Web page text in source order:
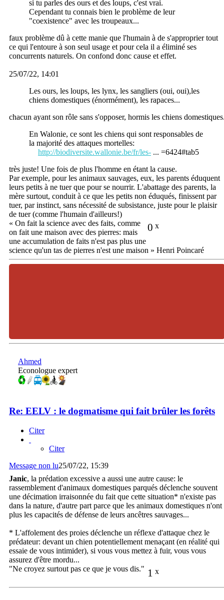
si tu parles des ours et des loups, c'est vrai.
Cependant tu connais bien le problème de leur
"coexistence" avec les troupeaux...
faux problème dû à cette manie que l'humain à de s'approprier tout
ce qui l'entoure à son seul usage et pour cela il a éliminé ses
concurrents naturels. On confond donc cause et effet.
25/07/22, 14:01
Les ours, les loups, les lynx, les sangliers (oui, oui),les
chiens domestiques (énormément), les rapaces...
chacun ayant son rôle sans s'opposer, hormis les chiens
En Walonie, ce sont les chiens qui sont responsables de
la majorité des attaques mortelles:
http://biodiversite.wallonie.be/fr/les- ... =6424#tab5
très juste! Une fois de plus l'homme en étant la cause.
Par exemple, pour les animaux sauvages, eux, les parents éduquent
leurs petits à ne tuer que pour se nourrir. L'abattage des parents, la
mère surtout, conduit à ce que les petits non éduqués, finissent par
tuer, par instinct, sans nécessité de subsistance, juste pour le plaisir
de tuer (comme l'humain d'ailleurs!)
0 x
« On fait la science avec des faits, comme
on fait une maison avec des pierres: mais
une accumulation de faits n'est pas plus une
science qu'un tas de pierres n'est une maison » Henri Poincaré
Ahmed
Econologue expert
Re: EELV : le dogmatisme qui fait brûler les forêts
Citer
Citer
Message non lu25/07/22, 15:39
Janic, la prédation excessive a aussi une autre cause: le
rassemblement d'animaux domestiques parqués déclenche souvent
une décimation irraisonnée du fait que cette situation* n'existe pas
dans la nature, d'autre part parce que les animaux domestiques n'ont
plus les capacités de défense de leurs ancêtres sauvages...
* L'affolement des proies déclenche un réflexe d'attaque chez le
prédateur: devant un chien potentiellement menaçant (en réalité qui
essaie de vous intimider), si vous vous mettez à fuir, vous vous
assurez d'être mordu...
1 x
"Ne croyez surtout pas ce que je vous dis."